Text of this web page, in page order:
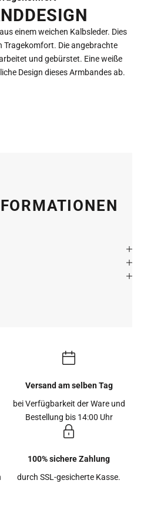
einem weichen Kalbsleder. Dies
Tragekomfort. Die angebrachte
und gebürstet. Eine weiße
Design dieses Armbandes ab.
Versand am selben Tag
bei Verfügbarkeit der Ware und
Bestellung bis 14:00 Uhr
100% sichere Zahlung
durch SSL-gesicherte Kasse.